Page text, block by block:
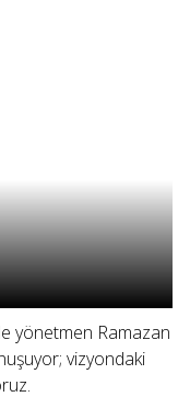
yönetmen Ramazan
vizyondaki